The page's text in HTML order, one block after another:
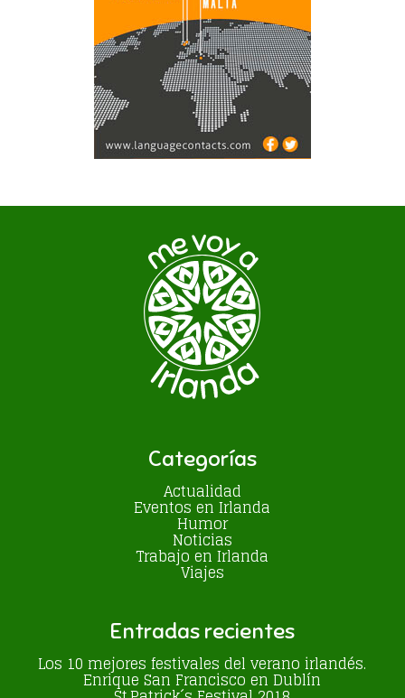
Categorías
Actualidad
Eventos en Irlanda
Humor
Noticias
Trabajo en Irlanda
Viajes
Entradas recientes
Los 10 mejores festivales del verano irlandés.
Enrique San Francisco en Dublín